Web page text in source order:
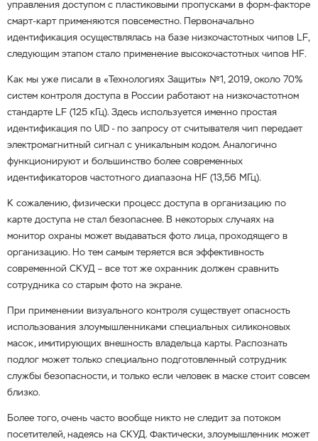
управления доступом с пластиковыми пропусками в форм-факторе
смарт-карт применяются повсеместно. Первоначально
идентификация осуществлялась на базе низкочастотных чипов LF,
следующим этапом стало применение высокочастотных чипов HF.
Как мы уже писали в «Технологиях Защиты» №1, 2019, около 70%
систем контроля доступа в России работают на низкочастотном
стандарте LF (125 кГц). Здесь используется именно простая
идентификация по UID - по запросу от считывателя чип передает
электромагнитный сигнал с уникальным кодом. Аналогично
функционируют и большинство более современных
идентификаторов частотного диапазона HF (13,56 МГц).
К сожалению, физически процесс доступа в организацию по
карте доступа не стал безопаснее. В некоторых случаях на
монитор охраны может выдаваться фото лица, проходящего в
организацию. Но тем самым теряется вся эффективность
современной СКУД – все тот же охранник должен сравнить
сотрудника со старым фото на экране.
При применении визуального контроля существует опасность
использования злоумышленниками специальных силиконовых
масок, имитирующих внешность владельца карты. Распознать
подлог может только специально подготовленный сотрудник
службы безопасности, и только если человек в маске стоит совсем
близко.
Более того, очень часто вообще никто не следит за потоком
посетителей, надеясь на СКУД. Фактически, злоумышленник может